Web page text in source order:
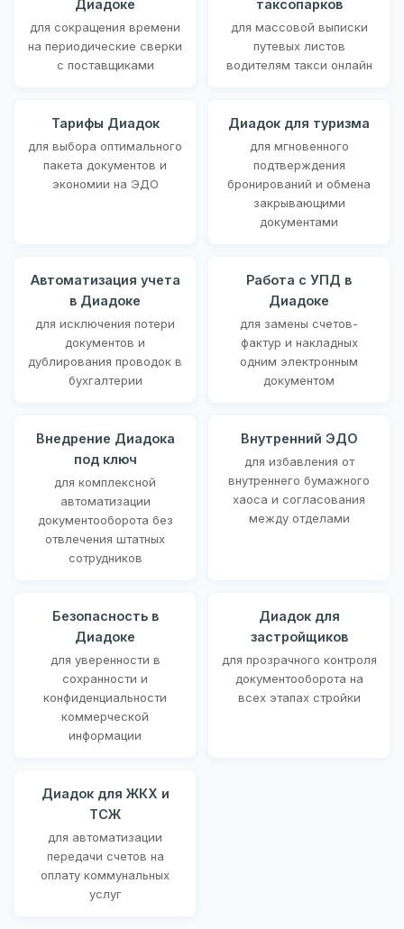
Диадоке
для сокращения времени
на периодические сверки
с поставщиками
таксопарков
для массовой выписки
путевых листов
водителям такси онлайн
Тарифы Диадок
для выбора оптимального
пакета документов и
экономии на ЭДО
Диадок для туризма
для мгновенного
подтверждения
бронирований и обмена
закрывающими
документами
Автоматизация учета
в Диадоке
для исключения потери
документов и
дублирования проводок в
бухгалтерии
Работа с УПД в
Диадоке
для замены счетов-
фактур и накладных
одним электронным
документом
Внедрение Диадока
под ключ
для комплексной
автоматизации
документооборота без
отвлечения штатных
сотрудников
Внутренний ЭДО
для избавления от
внутреннего бумажного
хаоса и согласования
между отделами
Безопасность в
Диадоке
для уверенности в
сохранности и
конфиденциальности
коммерческой
информации
Диадок для
застройщиков
для прозрачного контроля
документооборота на
всех этапах стройки
Диадок для ЖКХ и
ТСЖ
для автоматизации
передачи счетов на
оплату коммунальных
услуг